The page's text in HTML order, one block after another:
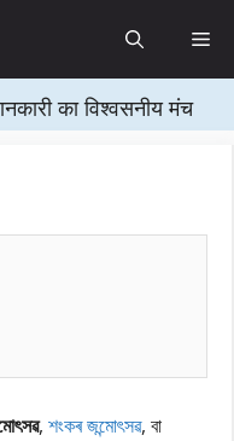
का विश्वसनीय मंच
, শংকৰ জন্মোৎসৱ, বা